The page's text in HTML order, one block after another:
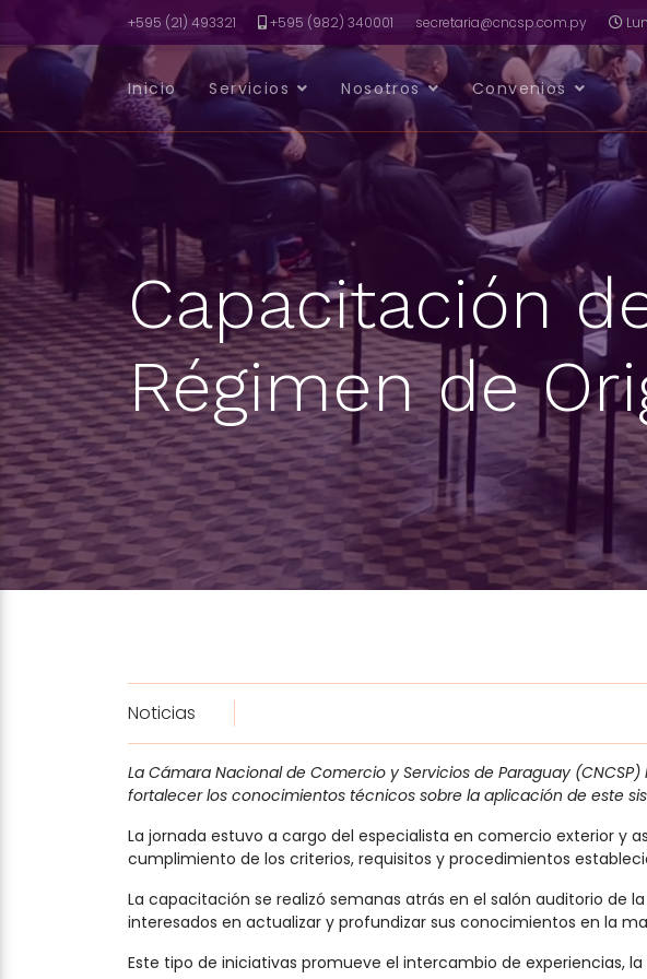
+595 (21) 493321 +595 (982) 340001 secretaria@cncsp.com.py
Inicio Servicios Nosotros Convenios
Capacitación
Régimen de
Noticias
La Cámara Nacional de Comercio y Servicios de Paraguay
fortalecer los conocimientos técnicos sobre la aplicación de este
La jornada estuvo a cargo del especialista en comercio exterior y
cumplimiento de los criterios, requisitos y procedimientos
La capacitación se realizó semanas atrás en el salón auditorio de
interesados en actualizar y profundizar sus conocimientos en la
Este tipo de iniciativas promueve el intercambio de experiencias,